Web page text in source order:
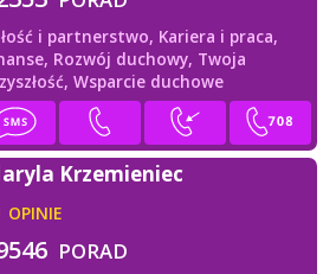
i partnerstwo, Kariera i praca,
Rozwój duchowy, Twoja
Wsparcie duchowe
Krzemieniec
OPINIE
PORAD